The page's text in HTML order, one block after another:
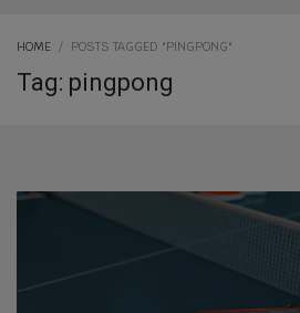
HOME POSTS TAGGED "PINGPONG"
Tag: pingpong